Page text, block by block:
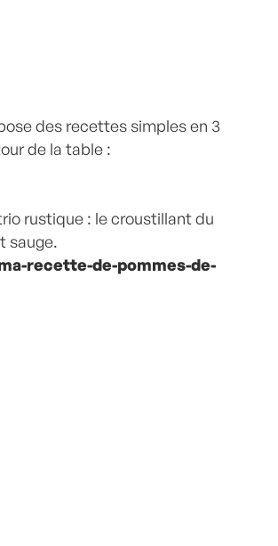
mes coups de coeur,
des recettes simples en 3
de la table :
rustique : le croustillant du
sauge.
recette-de-pommes-de-